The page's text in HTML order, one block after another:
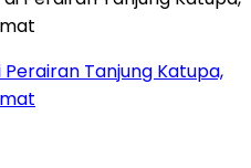
Tanjung Katupa,